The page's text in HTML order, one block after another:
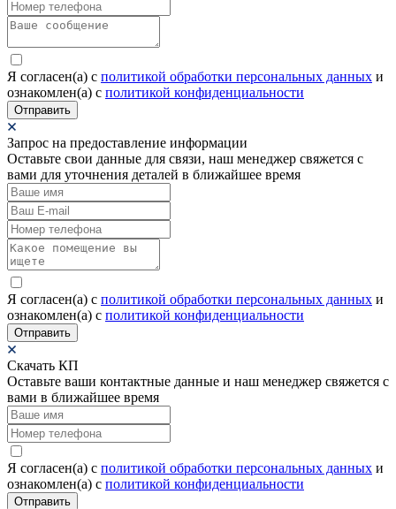
Я согласен(а) c политикой обработки персональных данных и
ознакомлен(а) с политикой конфиденциальности
Отправить
Запрос на предоставление информации
Оставьте свои данные для связи, наш менеджер свяжется с
вами для уточнения деталей в ближайшее время
Я согласен(а) c политикой обработки персональных данных и
ознакомлен(а) с политикой конфиденциальности
Отправить
Скачать КП
Оставьте ваши контактные данные и наш менеджер свяжется с
вами в ближайшее время
Я согласен(а) c политикой обработки персональных данных и
ознакомлен(а) с политикой конфиденциальности
Отправить